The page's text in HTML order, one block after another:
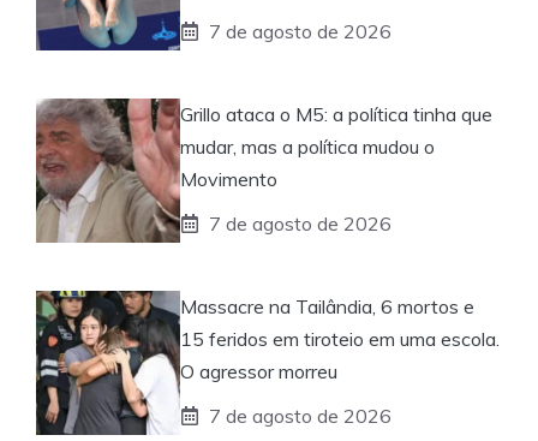
7 de agosto de 2026
Grillo ataca o M5: a política tinha que
mudar, mas a política mudou o
Movimento
7 de agosto de 2026
Massacre na Tailândia, 6 mortos e
15 feridos em tiroteio em uma escola.
O agressor morreu
7 de agosto de 2026